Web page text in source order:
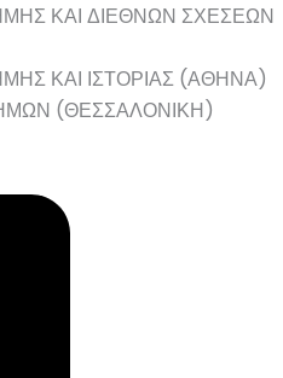
ΚΑΙ ΔΙΕΘΝΩΝ ΣΧΕΣΕΩΝ
ΚΑΙ ΙΣΤΟΡΙΑΣ (ΑΘΗΝΑ)
(ΘΕΣΣΑΛΟΝΙΚΗ)